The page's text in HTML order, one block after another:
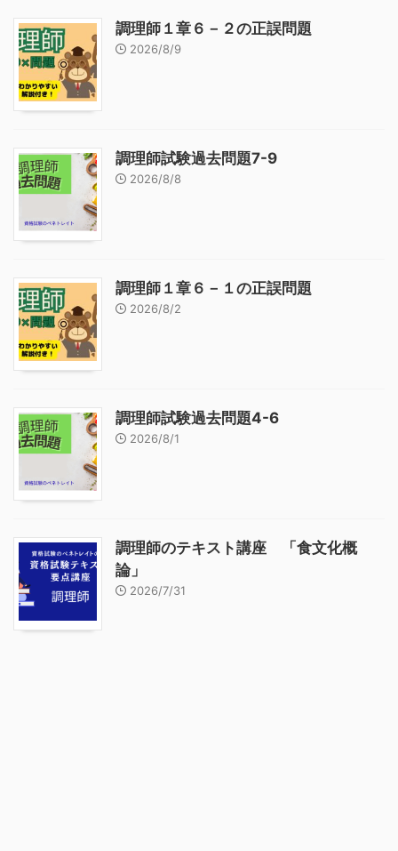
調理師１章６－２の正誤問題
2026/8/9
調理師試験過去問題7-9
2026/8/8
調理師１章６－１の正誤問題
2026/8/2
調理師試験過去問題4-6
2026/8/1
調理師のテキスト講座 「食文化概
論」
2026/7/31